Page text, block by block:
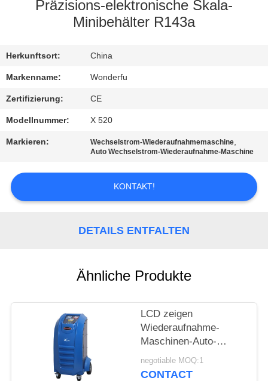
MIT
UNS
IN
VERBINDUNG
SIE
EIN
POLICY
Präzisions-elektronische Skala-
Minibehälter R143a
Herkunftsort: China
Markenname: Wonderfu
Zertifizierung: CE
Modellnummer: X 520
Markieren: Wechselstrom-Wiederaufnahmemaschine,
Auto Wechselstrom-Wiederaufnahme-Maschine
KONTAKT!
DETAILS ENTFALTEN
Ähnliche Produkte
LCD zeigen
Wiederaufnahme-
Maschinen-Auto-
Wechselstroms R134a
Spülungsmaschine
negotiable MOQ:1
CONTACT